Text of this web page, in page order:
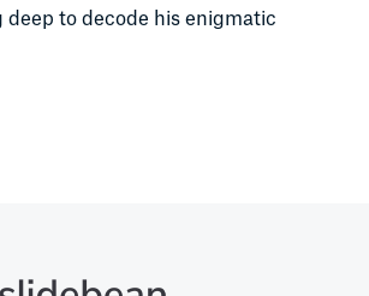
deep to decode his enigmatic